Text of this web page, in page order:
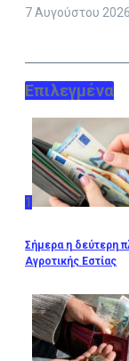
7 Αυγούστου 2026
Επιλεγμένα
1
Σήμερα η δεύτερη
Αγροτικής Εστίας